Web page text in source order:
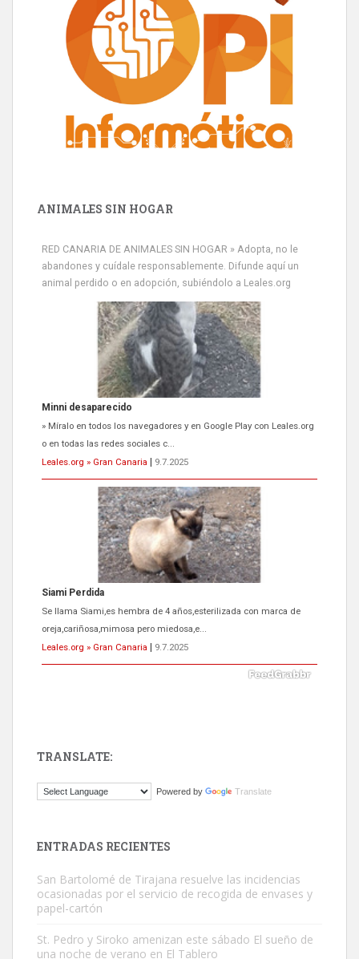
ANIMALES SIN HOGAR
RED CANARIA DE ANIMALES SIN HOGAR » Adopta, no le
abandones y cuídale responsablemente. Difunde aquí un
animal perdido o en adopción, subiéndolo a Leales.org
Minni desaparecido
» Míralo en todos los navegadores y en Google Play con Leales.org
o en todas las redes sociales c...
Leales.org » Gran Canaria
9.7.2025
Siami Perdida
Se llama Siami,es hembra de 4 años,esterilizada con marca de
oreja,cariñosa,mimosa pero miedosa,e...
Leales.org » Gran Canaria
9.7.2025
El ayuntamiento se va a llevar a Los Gatos callejeros de la zona los
TRANSLATE:
Powered by Translate
ENTRADAS RECIENTES
San Bartolomé de Tirajana resuelve las incidencias
ocasionadas por el servicio de recogida de envases y
papel-cartón
St. Pedro y Siroko amenizan este sábado El sueño de
una noche de verano en El Tablero